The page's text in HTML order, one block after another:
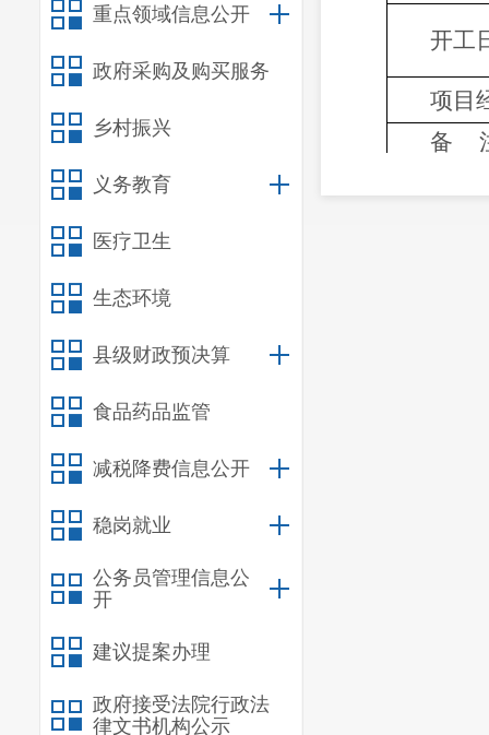
重点领域信息公开
政府采购及购买服务
乡村振兴
义务教育
医疗卫生
生态环境
县级财政预决算
食品药品监管
减税降费信息公开
稳岗就业
公务员管理信息公
开
建议提案办理
政府接受法院行政法
律文书机构公示
开工
项目
备